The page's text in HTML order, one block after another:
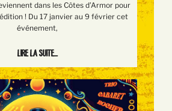
dans les Côtes d’Armor pour
! Du 17 janvier au 9 février cet
événement,
Lire la suite...